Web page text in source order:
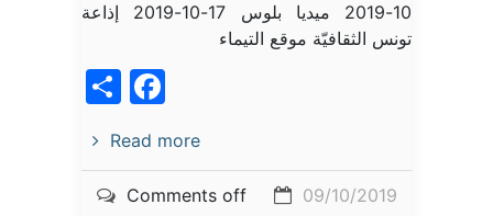
10-2019 ميديا بلوس 17-10-2019 إذاعة
تونس الثقافيّة موقع التيماء
Read more
09/10/2019
Comments off